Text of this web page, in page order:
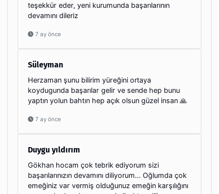
teşekkür eder, yeni kurumunda başarılarının
devamını dileriz
7 ay önce
Süleyman
Herzaman şunu bilirim yüreğini ortaya
koydugunda başarılar gelir ve sende hep bunu
yaptın yolun bahtın hep açık olsun güzel insan 🙏
7 ay önce
Duygu yıldırım
Gökhan hocam çok tebrik ediyorum sizi
başarılarınızın devamını diliyorum... Oğlumda çok
emeğiniz var vermiş olduğunuz emeğin karşılığını